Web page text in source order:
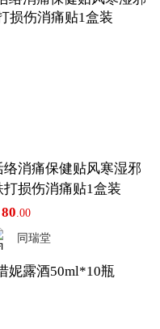
络消痛保健贴风寒湿邪
打损伤消痛贴1盒装
80.00
同瑞堂